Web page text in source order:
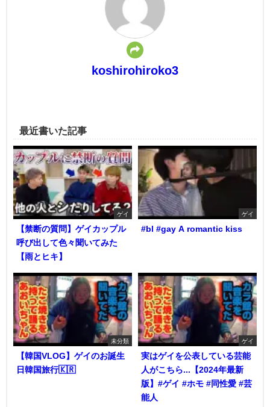
koshirohiroko3
最近書いた記事
ゲイ
【禁断の質問】ゲイカップル
呼び出して色々聞いてみた
【雨とヒキ】
ゲイ
#bl #gay A romantic kiss
未分類
【韓国VLOG】ゲイのお誕生
日韓国旅行🇰🇷
ゲイ
実はゲイを公表している芸能
人がこちら...【2024年最新
版】#ゲイ #ホモ #同性愛 #芸
能人